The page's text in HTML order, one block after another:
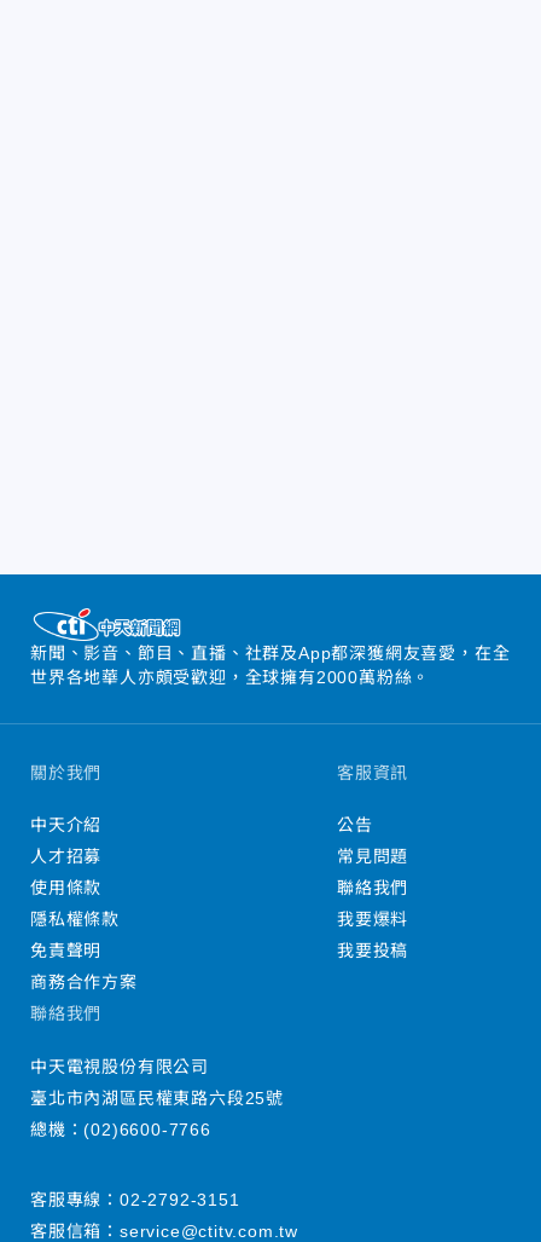
新聞、影音、節目、直播、社群及App都深獲網友喜愛，在全
世界各地華人亦頗受歡迎，全球擁有2000萬粉絲。
關於我們
中天介紹
人才招募
使用條款
隱私權條款
免責聲明
商務合作方案
客服資訊
公告
常見問題
聯絡我們
我要爆料
我要投稿
聯絡我們
中天電視股份有限公司
臺北市內湖區民權東路六段25號
總機：(02)6600-7766
客服專線： 02-2792-3151
客服信箱： service@ctitv.com.tw